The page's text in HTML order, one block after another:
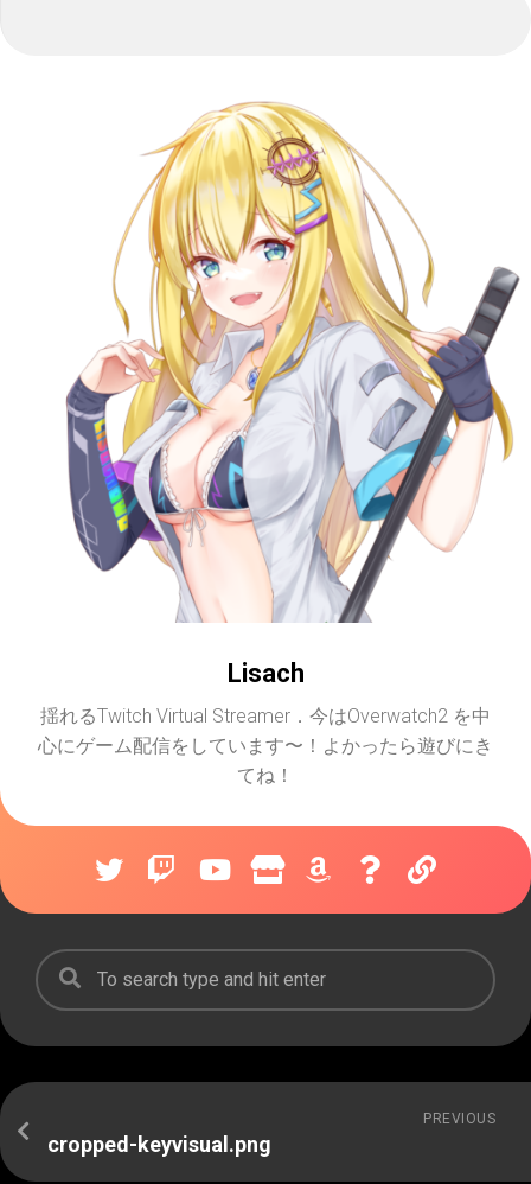
Lisach
揺れるTwitch Virtual Streamer．今はOverwatch2 を中
心にゲーム配信をしています〜！よかったら遊びにき
てね！
PREVIOUS
cropped-keyvisual.png